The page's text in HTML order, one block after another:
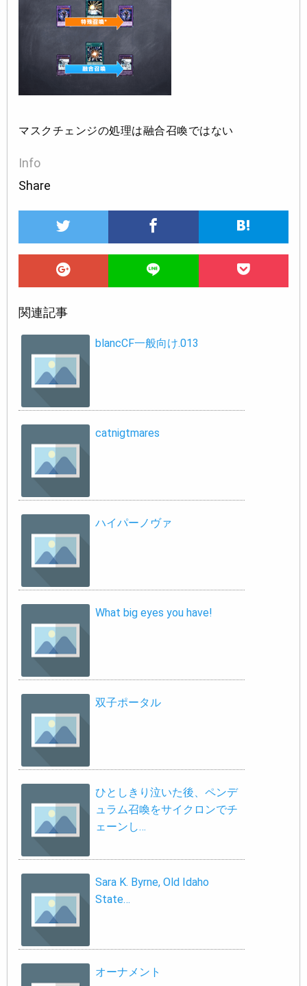
マスクチェンジの処理は融合召喚ではない
Info
Share
関連記事
blancCF一般向け.013
catnigtmares
ハイパーノヴァ
What big eyes you have!
双子ポータル
ひとしきり泣いた後、ペンデ
ュラム召喚をサイクロンでチ
ェーンし…
Sara K. Byrne, Old Idaho
State…
オーナメント